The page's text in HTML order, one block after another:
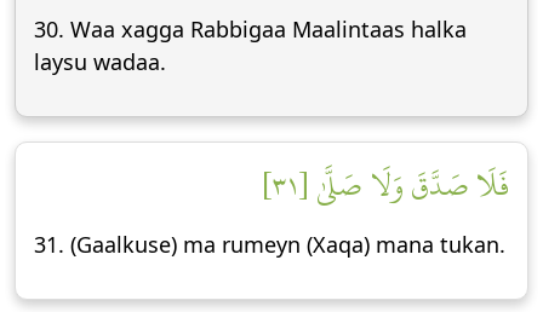
30. Waa xagga Rabbigaa Maalintaas halka
laysu wadaa.
فَلَا صَدَّقَ وَلَا صَلَّىٰ [٣١]
31. (Gaalkuse) ma rumeyn (Xaqa) mana tukan.